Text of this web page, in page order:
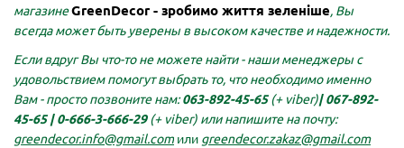
магазинеGreenDecor - зробимо життя зеленіше, Вы
всегда может быть уверены в высоком качестве и надежности.
Если вдруг Вы что-то не можете найти - наши менеджеры с
удовольствием помогут выбрать то, что необходимо именно
Вам - просто позвоните нам:063-892-45-65(+ viber)|067-892-
45-65 | 0-666-3-666-29(+ viber) или напишите на почту:
greendecor.info@gmail.com или greendecor.zakaz@gmail.com